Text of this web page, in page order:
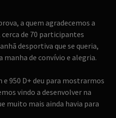
a quem agradecemos a
de 70 participantes
desportiva que se queria,
manha de convívio e alegria.
950 D+ deu para mostrarmos
vindo a desenvolver na
muito mais ainda havia para